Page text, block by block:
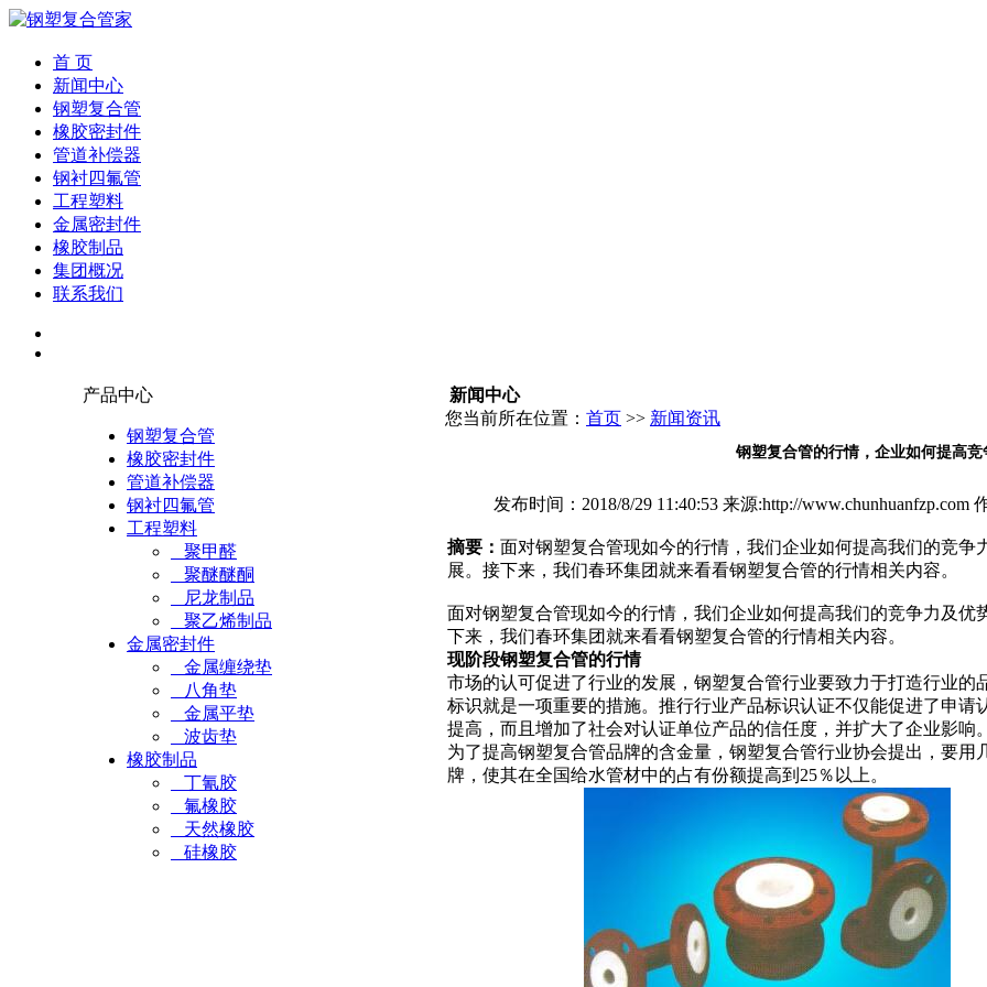
首 页
新闻中心
钢塑复合管
橡胶密封件
管道补偿器
钢衬四氟管
工程塑料
金属密封件
橡胶制品
集团概况
联系我们
产品中心
钢塑复合管
橡胶密封件
管道补偿器
钢衬四氟管
工程塑料
聚甲醛
聚醚醚酮
尼龙制品
聚乙烯制品
金属密封件
金属缠绕垫
八角垫
金属平垫
波齿垫
橡胶制品
丁氰胶
氟橡胶
天然橡胶
硅橡胶
新闻中心
您当前所在位置： 首页 >> 新闻资讯
钢塑复合管的行情，企业如何提高竞
发布时间：2018/8/29 11:40:53 来源:http://
摘要： 面对钢塑复合管现如今的行情，我们企业如何提高我们的竞争
展。接下来，我们春环集团就来看看钢塑复合管的行情相关内容。
面对钢塑复合管现如今的行情，我们企业如何提高我们的竞争力及优
下来，我们春环集团就来看看钢塑复合管的行情相关内容。
现阶段钢塑复合管的行情
市场的认可促进了行业的发展，钢塑复合管行业要致力于打造行业的
标识就是一项重要的措施。推行行业产品标识认证不仅能促进了申请
提高，而且增加了社会对认证单位产品的信任度，并扩大了企业影响
为了提高钢塑复合管品牌的含金量，钢塑复合管行业协会提出，要用
牌，使其在全国给水管材中的占有份额提高到25％以上。